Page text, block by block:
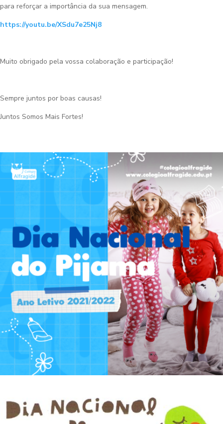
para reforçar a importância da sua mensagem.
https://youtu.be/XSdu7e25Nj8
Muito obrigado pela vossa colaboração e participação!
Sempre juntos por boas causas!
Juntos Somos Mais Fortes!